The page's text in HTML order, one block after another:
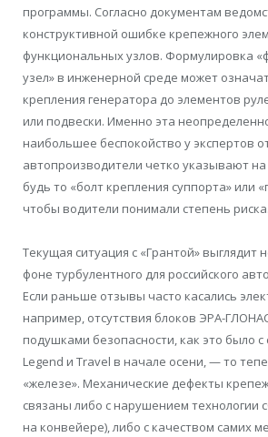
программы. Согласно документам
конструктивной ошибке крепежного
функциональных узлов. Формулировка
узел» в инженерной среде может
крепления генератора до элементов
или подвески. Именно эта
наибольшее беспокойство у экспертов
автопроизводители четко указывают
будь то «болт крепления суппорта» или
чтобы водители понимали степень риска.
Текущая ситуация с «Грантой» выглядит
фоне турбулентного для российского
Если раньше отзывы часто касались
например, отсутствия блоков ЭРА-
подушками безопасности, как это было с
Legend и Travel в начале осени, — то
«железе». Механические дефекты
связаны либо с нарушением технологии
на конвейере), либо с качеством самих